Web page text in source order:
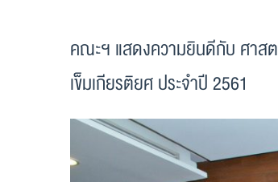
คณะฯ แสดงความยินดีกับ ศาสต
เข็มเกียรติยศ ประจำปี 2561